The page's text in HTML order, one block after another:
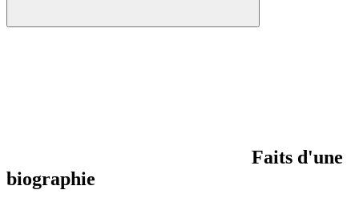
Faits d'une
biographie